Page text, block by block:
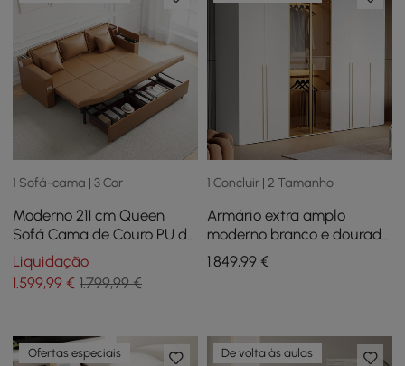
1 Sofá-cama | 3 Cor
Moderno 211 cm Queen
Sofá Cama de Couro PU de
3 Lugares com Alto-falante
e USB
Liquidação
1.599,99 € 1.799,99 €
1 Concluir | 2 Tamanho
Armário extra amplo
moderno branco e dourado
com porta de vidro
transparente e
1.849,99€
Ofertas especiais De volta às aulas